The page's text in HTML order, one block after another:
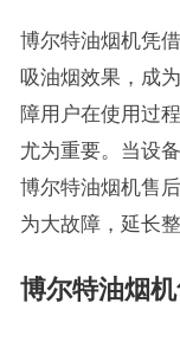
博尔特油烟机凭
吸油烟效果，成
障用户在使用过
尤为重要。当设
博尔特油烟机售
为大故障，延长
博尔特油烟